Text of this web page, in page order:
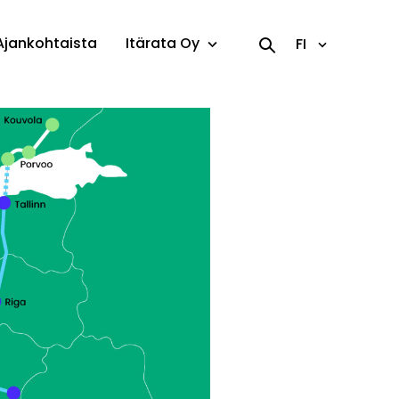
Itärata Oy FI